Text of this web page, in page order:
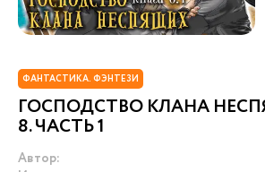
ФАНТАСТИКА. ФЭНТЕЗИ
ГОСПОДСТВО КЛАНА
8. ЧАСТЬ 1
Автор: